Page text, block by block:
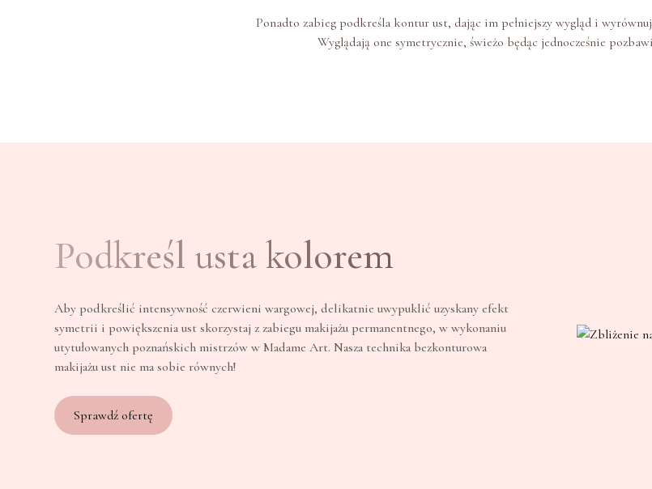
Ponadto zabieg podkreśla kontur ust, dając im pełniejszy wygląd i
Wyglądają one symetrycznie, świeżo będąc jednocześnie
Podkreśl usta kolorem
Aby podkreślić intensywność czerwieni wargowej, delikatnie uwypuklić uzyskany efekt
symetrii i powiększenia ust skorzystaj z zabiegu makijażu permanentnego, w wykonaniu
utytułowanych poznańskich mistrzów w Madame Art. Nasza technika bezkonturowa
makijażu ust nie ma sobie równych!
Sprawdź ofertę